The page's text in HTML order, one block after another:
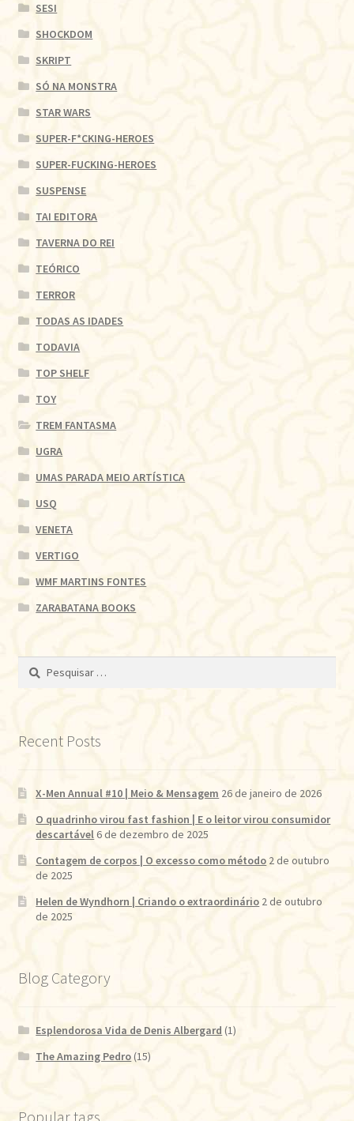
SESI
SHOCKDOM
SKRIPT
SÓ NA MONSTRA
STAR WARS
SUPER-F*CKING-HEROES
SUPER-FUCKING-HEROES
SUSPENSE
TAI EDITORA
TAVERNA DO REI
TEÓRICO
TERROR
TODAS AS IDADES
TODAVIA
TOP SHELF
TOY
TREM FANTASMA
UGRA
UMAS PARADA MEIO ARTÍSTICA
USQ
VENETA
VERTIGO
WMF MARTINS FONTES
ZARABATANA BOOKS
Pesquisar
Recent Posts
X-Men Annual #10 | Meio & Mensagem 26 de janeiro de 2026
O quadrinho virou fast fashion | E o leitor virou consumidor
descartável 6 de dezembro de 2025
Contagem de corpos | O excesso como método 2 de outubro
de 2025
Helen de Wyndhorn | Criando o extraordinário 2 de outubro
de 2025
Blog Category
Esplendorosa Vida de Denis Albergard (1)
The Amazing Pedro(15)
Popular tags